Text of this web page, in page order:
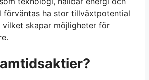
förväntas ha stor tillväxtpotential
vilket skapar möjligheter för